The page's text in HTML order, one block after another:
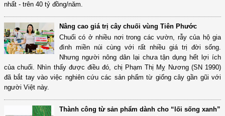
nhất - trên 40 tỷ đồng/năm.
Nâng cao giá trị cây chuối vùng Tiên Phước
Chuối có ở nhiều nơi trong các vườn, rẫy của hộ gia
đình miền núi cùng với rất nhiều giá trị đời sống.
Nhưng người nông dân lại chưa tận dụng hết lợi ích
của chuối. Nhìn thấy được điều đó, chị Phạm Thị Mỵ Nương (SN 1990)
đã bắt tay vào việc nghiên cứu các sản phẩm từ giống cây gần gũi với
người Việt này.
Thành công từ sản phẩm dành cho “lối sống xanh”